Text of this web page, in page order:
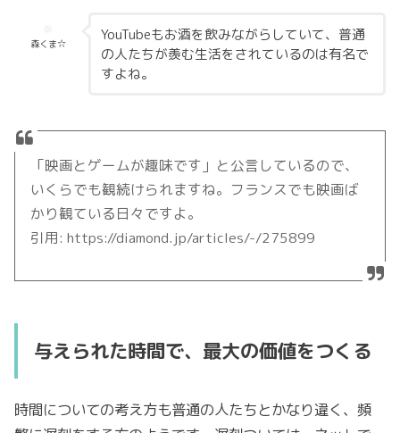
森くま☆
YouTubeもお酒を飲みながらしていて、普通
の人たちが羨む生活をされているのは有名で
すよね。
「映画とゲームが趣味です」と公言しているので、
いくらでも観続けられますね。フランスでも映画ば
かり観ている日々ですよ。
引用: https://diamond.jp/articles/-/275899
与えられた時間で、最大の価値をつくる
時間についての考え方も普通の人たちとかなり違く、頻